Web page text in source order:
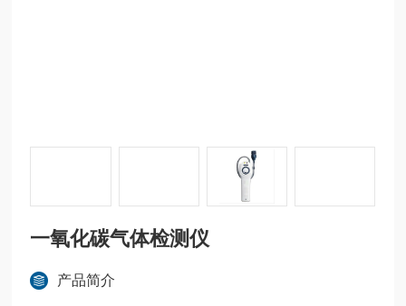
一氧化碳气体检测仪
产品简介